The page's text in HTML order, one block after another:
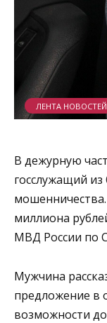
ЛЕНТА НОВОСТЕЙ
В дежурную
госслужащий
миллиона
МВД России по
Мужчина
предложение в
возможности